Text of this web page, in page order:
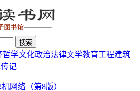
搜索
哲学文化政治法律文学教育工程建筑
记
网络（第8版）